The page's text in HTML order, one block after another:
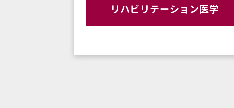
リハビリテーション医学